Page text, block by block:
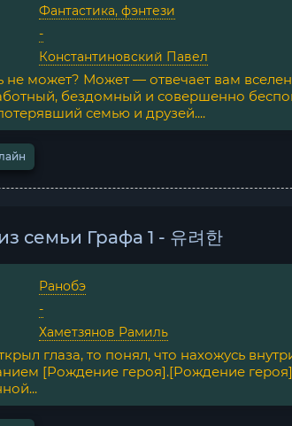
Фантастика, фэнтези
-
Константиновский Павел
не может? Может — отвечает вам
бездомный и совершенно
семью и друзей....
семьи Графа 1 - 유려한
Ранобэ
-
Хаметзянов Рамиль
глаза, то понял, что нахожусь
[Рождение героя].[Рождение